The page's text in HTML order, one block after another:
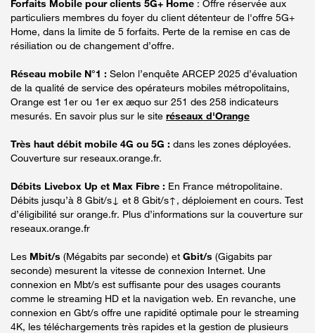
Forfaits Mobile pour clients 5G+ Home : Offre réservée aux
particuliers membres du foyer du client détenteur de l'offre 5G+
Home, dans la limite de 5 forfaits. Perte de la remise en cas de
résiliation ou de changement d’offre.
Réseau mobile N°1 : Selon l’enquête ARCEP 2025 d’évaluation
de la qualité de service des opérateurs mobiles métropolitains,
Orange est 1er ou 1er ex æquo sur 251 des 258 indicateurs
mesurés. En savoir plus sur le site réseaux d'Orange
Très haut débit mobile 4G ou 5G : dans les zones déployées.
Couverture sur reseaux.orange.fr.
Débits Livebox Up et Max Fibre : En France métropolitaine.
Débits jusqu’à 8 Gbit/s↓ et 8 Gbit/s↑, déploiement en cours. Test
d’éligibilité sur orange.fr. Plus d’informations sur la couverture sur
reseaux.orange.fr
Les Mbit/s (Mégabits par seconde) et Gbit/s (Gigabits par
seconde) mesurent la vitesse de connexion Internet. Une
connexion en Mbt/s est suffisante pour des usages courants
comme le streaming HD et la navigation web. En revanche, une
connexion en Gbt/s offre une rapidité optimale pour le streaming
4K, les téléchargements très rapides et la gestion de plusieurs